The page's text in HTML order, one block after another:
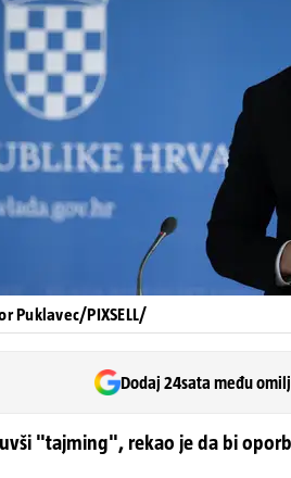
Puklavec/PIXSELL/
Dodaj 24sata među
"tajming", rekao je da bi